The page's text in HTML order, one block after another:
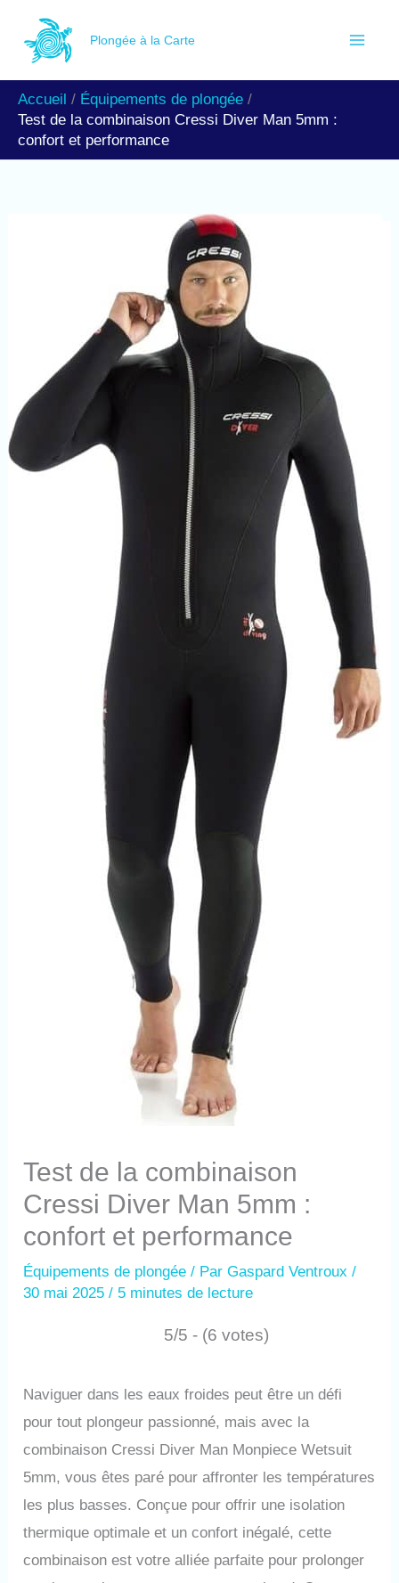
contenu
Plongée à la Carte
Accueil
Équipements de plongée
Test de la combinaison Cressi Diver Man 5mm :
confort et performance
Test de la combinaison
Cressi Diver Man 5mm :
confort et performance
Équipements de plongée / ParGaspard Ventroux/
30 mai 2025/ 5 minutes de lecture
5/5 - (6 votes)
Naviguer dans les eaux froides peut être un défi
pour tout plongeur passionné, mais avec la
combinaison Cressi Diver Man Monpiece Wetsuit
5mm, vous êtes paré pour affronter les températures
les plus basses. Conçue pour offrir une isolation
thermique optimale et un confort inégalé, cette
combinaison est votre alliée parfaite pour prolonger
e
h
e
r